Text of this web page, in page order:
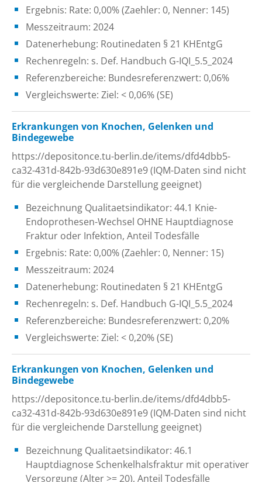
Ergebnis: Rate: 0,00% (Zaehler: 0, Nenner: 145)
Messzeitraum: 2024
Datenerhebung: Routinedaten § 21 KHEntgG
Rechenregeln: s. Def. Handbuch G-IQI_5.5_2024
Referenzbereiche: Bundesreferenzwert: 0,06%
Vergleichswerte: Ziel: < 0,06% (SE)
Erkrankungen von Knochen, Gelenken und
Bindegewebe
https://depositonce.tu-berlin.de/items/dfd4dbb5-
ca32-431d-842b-93d630e891e9 (IQM-Daten sind nicht
für die vergleichende Darstellung geeignet)
Bezeichnung Qualitaetsindikator: 44.1 Knie-
Endoprothesen-Wechsel OHNE Hauptdiagnose
Fraktur oder Infektion, Anteil Todesfälle
Ergebnis: Rate: 0,00% (Zaehler: 0, Nenner: 15)
Messzeitraum: 2024
Datenerhebung: Routinedaten § 21 KHEntgG
Rechenregeln: s. Def. Handbuch G-IQI_5.5_2024
Referenzbereiche: Bundesreferenzwert: 0,20%
Vergleichswerte: Ziel: < 0,20% (SE)
Erkrankungen von Knochen, Gelenken und
Bindegewebe
https://depositonce.tu-berlin.de/items/dfd4dbb5-
ca32-431d-842b-93d630e891e9 (IQM-Daten sind nicht
für die vergleichende Darstellung geeignet)
Bezeichnung Qualitaetsindikator: 46.1
Hauptdiagnose Schenkelhalsfraktur mit operativer
Versorgung (Alter >= 20), Anteil Todesfälle